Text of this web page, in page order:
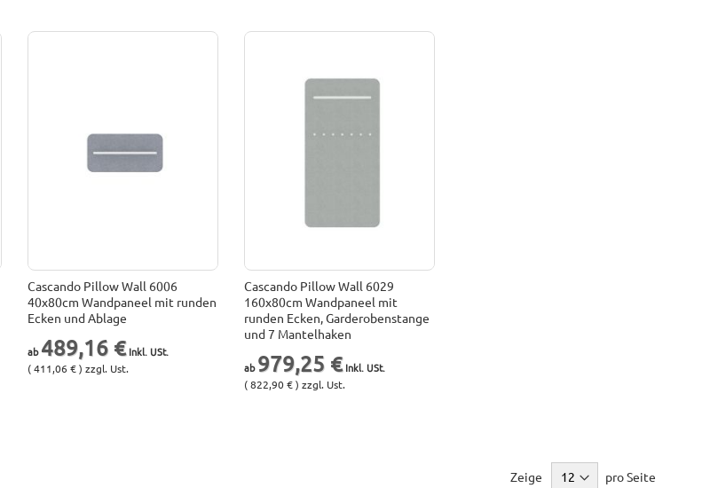
Cascando Pillow Wall 6006
40x80cm Wandpaneel mit runden
Ecken und Ablage
489,16 €
( 411,06 € ) zzgl. Ust.
Cascando Pillow Wall 6029
160x80cm Wandpaneel mit
runden Ecken, Garderobenstange
und 7 Mantelhaken
979,25 €
( 822,90 € ) zzgl. Ust.
Zeige pro Seite